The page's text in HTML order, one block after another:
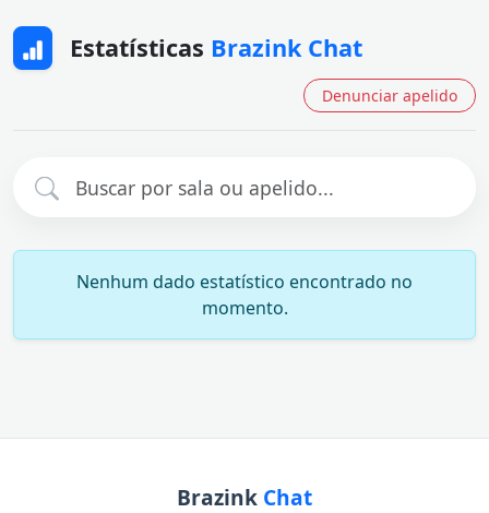
Estatísticas Brazink Chat
Denunciar apelido
Nenhum dado estatístico encontrado no
momento.
Brazink Chat